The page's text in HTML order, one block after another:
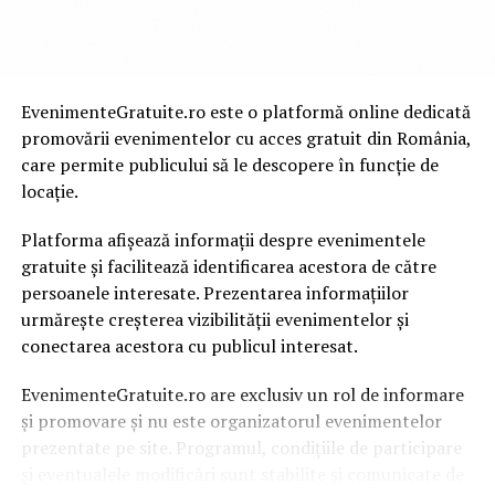
PureBeauty.ro – frumusețe, îngrijire
și wellness
PrinPureBeauty.ro
concentrată asupra îngrijirii personale, frumuseții și
stării de bine.
Publicația abordează teme precum skincare, ingrediente
cosmetice, îngrijirea corpului și părului, beauty, wellness
și ritualuri de self-care, într-un format accesibil și
adaptat interesului tot mai mare pentru rutine simple și
alegeri informate.
EvenimenteGratuite.ro este o platformă online dedicată
promovării evenimentelor cu acces gratuit din România,
care permite publicului să le descopere în funcție de
locație.
Platforma afișează informații despre evenimentele
gratuite și facilitează identificarea acestora de către
persoanele interesate. Prezentarea informațiilor
urmărește creșterea vizibilității evenimentelor și
conectarea acestora cu publicul interesat.
EvenimenteGratuite.ro are exclusiv un rol de informare
și promovare și nu este organizatorul evenimentelor
prezentate pe site. Programul, condițiile de participare